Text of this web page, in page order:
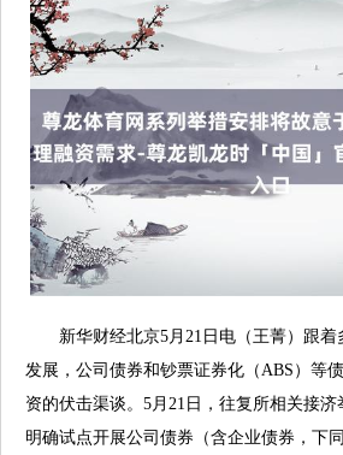
新华财经北京5月21日电（王菁）跟着
发展，公司债券和钞票证券化（ABS）等
资的伏击渠谈。5月21日，往复所相关接
明确试点开展公司债券（含企业债券，下